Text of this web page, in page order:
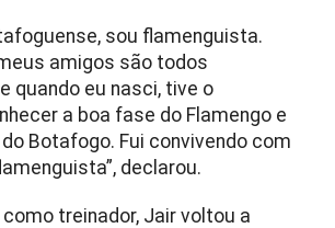
sou flamenguista.
amigos são todos
quando eu nasci, tive o
a boa fase do Flamengo e
Botafogo. Fui convivendo com
declarou.
treinador, Jair voltou a